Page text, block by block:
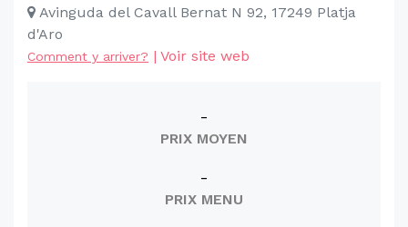
Avinguda del Cavall Bernat N 92, 17249 Platja
d'Aro
Comment y arriver? | Voir site web
-
PRIX MOYEN
-
PRIX MENU